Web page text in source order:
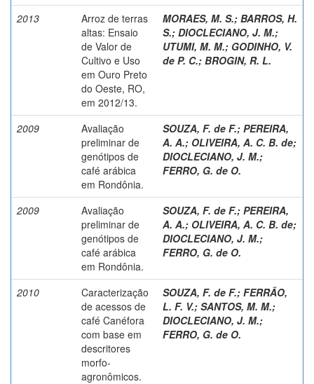
2013
Arroz de terras
altas: Ensaio
de Valor de
Cultivo e Uso
em Ouro Preto
do Oeste, RO,
em 2012/13.
MORAES, M. S.; BARROS, H.
S.; DIOCLECIANO, J. M.;
UTUMI, M. M.; GODINHO, V.
de P. C.; BROGIN, R. L.
2009
Avaliação
preliminar de
genótipos de
café arábica
em Rondônia.
SOUZA, F. de F.; PEREIRA,
A. A.; OLIVEIRA, A. C. B. de;
DIOCLECIANO, J. M.;
FERRO, G. de O.
2009
Avaliação
preliminar de
genótipos de
café arábica
em Rondônia.
SOUZA, F. de F.; PEREIRA,
A. A.; OLIVEIRA, A. C. B. de;
DIOCLECIANO, J. M.;
FERRO, G. de O.
2010
Caracterização
de acessos de
café Canéfora
com base em
descritores
morfo-
agronômicos.
SOUZA, F. de F.; FERRÃO,
L. F. V.; SANTOS, M. M.;
DIOCLECIANO, J. M.;
FERRO, G. de O.